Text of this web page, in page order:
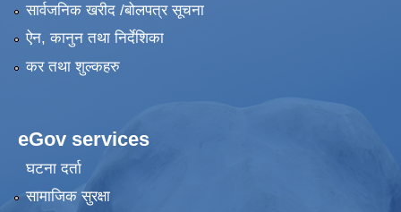
सार्वजनिक खरीद /बोलपत्र सूचना
ऐन, कानुन तथा निर्देशिका
कर तथा शुल्कहरु
eGov services
घटना दर्ता
सामाजिक सुरक्षा